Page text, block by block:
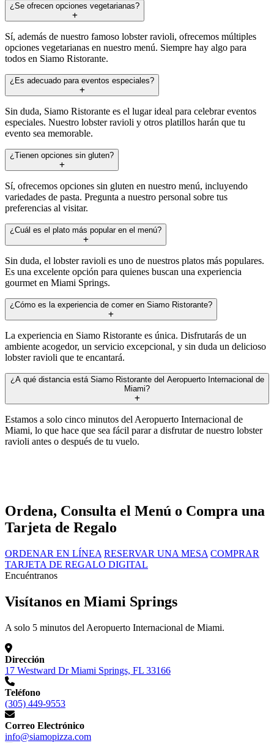
¿Se ofrecen opciones vegetarianas?
Sí, además de nuestro famoso lobster ravioli, ofrecemos múltiples
opciones vegetarianas en nuestro menú. Siempre hay algo para
todos en Siamo Ristorante.
¿Es adecuado para eventos especiales?
Sin duda, Siamo Ristorante es el lugar ideal para celebrar eventos
especiales. Nuestro lobster ravioli y otros platillos harán que tu
evento sea memorable.
¿Tienen opciones sin gluten?
Sí, ofrecemos opciones sin gluten en nuestro menú, incluyendo
variedades de pasta. Pregunta a nuestro personal sobre tus
preferencias al visitar.
¿Cuál es el plato más popular en el menú?
Sin duda, el lobster ravioli es uno de nuestros platos más populares.
Es una excelente opción para quienes buscan una experiencia
gourmet en Miami Springs.
¿Cómo es la experiencia de comer en Siamo Ristorante?
La experiencia en Siamo Ristorante es única. Disfrutarás de un
ambiente acogedor, un servicio excepcional, y sin duda un delicioso
lobster ravioli que te encantará.
¿A qué distancia está Siamo Ristorante del Aeropuerto Internacional de
Miami?
Estamos a solo cinco minutos del Aeropuerto Internacional de
Miami, lo que hace que sea fácil parar a disfrutar de nuestro lobster
ravioli antes o después de tu vuelo.
Ordena, Consulta el Menú o Compra una
Tarjeta de Regalo
ORDENAR EN LÍNEA RESERVAR UNA MESA COMPRAR
TARJETA DE REGALO DIGITAL
Encuéntranos
Visítanos en Miami Springs
A solo 5 minutos del Aeropuerto Internacional de Miami.
Dirección
17 Westward Dr Miami Springs, FL 33166
Teléfono
(305) 449-9553
Correo Electrónico
info@siamopizza.com